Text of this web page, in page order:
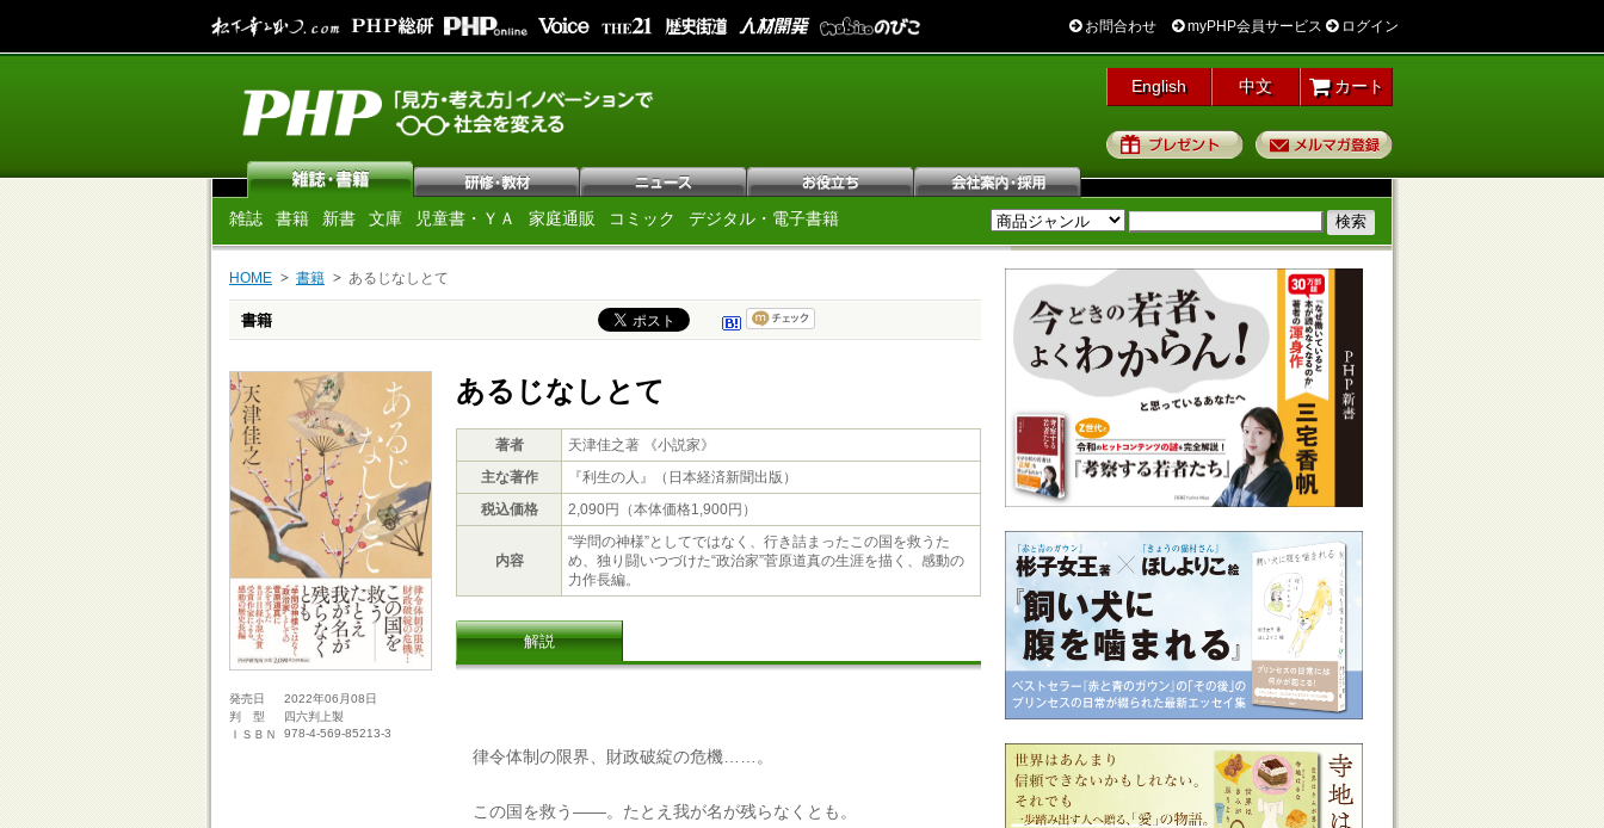
お問合わせ myPHP会員サービス ログイン
English 中文 カート
プレゼント
雑誌 書籍 新書 文庫 児童書・ＹＡ 家庭通販 コミック デジタル・電子書籍
HOME 書籍 あるじなしとて
書籍
発売日
2022年06月08日
判 型
四六判上製
ＩＳＢＮ
978-4-569-85213-3
あるじなしとて
著者
天津佳之著 《小説家》
主な著作
『利生の人』（日本経済新聞出版）
税込価格
2,090円（本体価格1,900円）
内容
“学問の神様”としてではなく、行き詰まったこの国を救うた
め、独り闘いつづけた“政治家”菅原道真の生涯を描く、感動の
力作長編。
解説
律令体制の限界、財政破綻の危機……。
この国を救う――。たとえ我が名が残らなくとも。